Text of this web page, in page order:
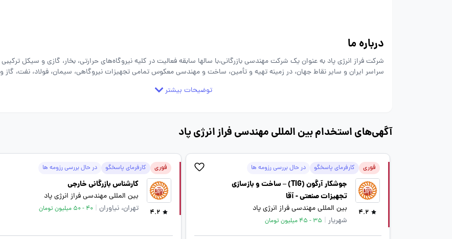
درباره ما
شرکت فراز انرژی پاد به عنوان یک شرکت مهندسی بازرگانی،با سالها سابقه فعالیت در کلیه نیروگاه‌های حرارتی، بخار، گازی و سیکل ترکیبی
سراسر ایران و سایر نقاط جهان، در زمینه تهیه و تأمین، ساخت و مهندسی معکوس تمامی تجهیزات نیروگاهی، سیمان، فولاد، نفت، گاز و
آهن نیز گامی موثر در جهت همکاری و یاری میهن عزیزمان برداشته است.
توضیحات بیشتر
آگهی‌های استخدام بین المللی مهندسی فراز انرژی پاد
فوری کارفرمای پاسخگو در حال بررسی رزومه ها
4.2
جوشکار آرگون (TIG) – ساخت و بازسازی
تجهیزات صنعتی - آقا
بین المللی مهندسی فراز انرژی پاد
شهریار | 35 - 45 میلیون تومان
فوری کارفرمای پاسخگو در حال بررسی رزومه ها
4.2
کارشناس بازرگانی خارجی
بین المللی مهندسی فراز انرژی پاد
تهران، نیاوران | 40 - 50 میلیون تومان